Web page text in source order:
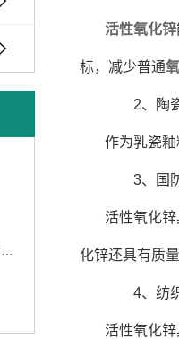
活性氧化锌
标，减少普通
2、陶瓷
作为乳瓷
3、国防
活性氧化
化锌还具有质
4、纺织
活性氧化